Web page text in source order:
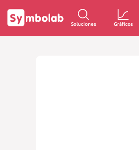
Soluciones Gráficos